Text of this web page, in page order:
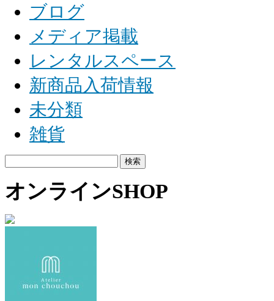
ブログ
メディア掲載
レンタルスペース
新商品入荷情報
未分類
雑貨
索:
オンラインSHOP